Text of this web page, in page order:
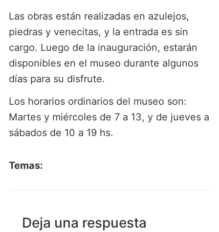
Las obras están realizadas en azulejos,
piedras y venecitas, y la entrada es sin
cargo. Luego de la inauguración, estarán
disponibles en el museo durante algunos
días para su disfrute.
Los horarios ordinarios del museo son:
Martes y miércoles de 7 a 13, y de jueves a
sábados de 10 a 19 hs.
Temas:
Deja una respuesta